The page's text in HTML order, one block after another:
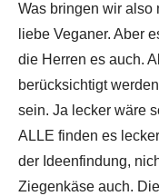
Was bringen wir also
liebe Veganer. Aber
die Herren es auch.
berücksichtigt
sein. Ja lecker wäre
ALLE finden es
der Ideenfindung,
Ziegenkäse auch.